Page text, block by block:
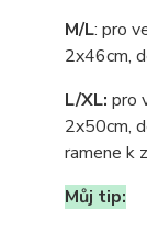
M/L: pro
2x46cm,
L/XL: pro
2x50cm,
ramene k
Můj tip: